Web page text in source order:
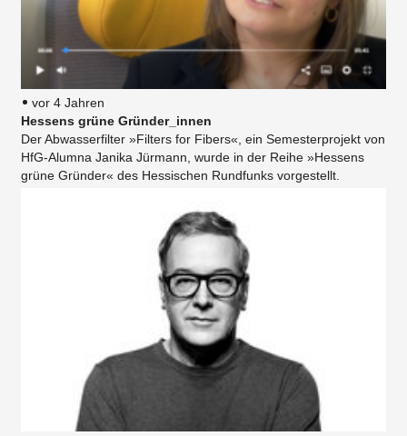
vor 4 Jahren
Hessens grüne Gründer_innen
Der Abwasserfilter »Filters for Fibers«, ein Semesterprojekt von
HfG-Alumna​ Janika Jürmann, wurde in der Reihe »Hessens
grüne Gründer« des Hessischen Rundfunks vorgestellt.